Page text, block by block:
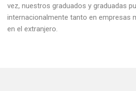
vez, nuestros graduados y graduadas
internacionalmente tanto en empresas
en el extranjero.